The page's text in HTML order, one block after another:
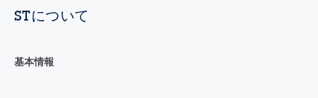
STについて
基本情報